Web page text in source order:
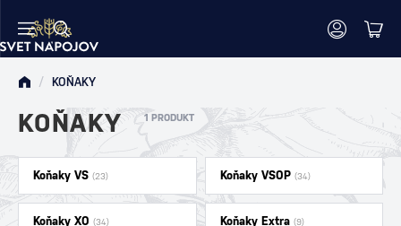
/ KOŇAKY
KOŇAKY 1 PRODUKT
Koňaky VS (23) Koňaky VSOP (34)
Koňaky XO (34) Koňaky Extra (9)